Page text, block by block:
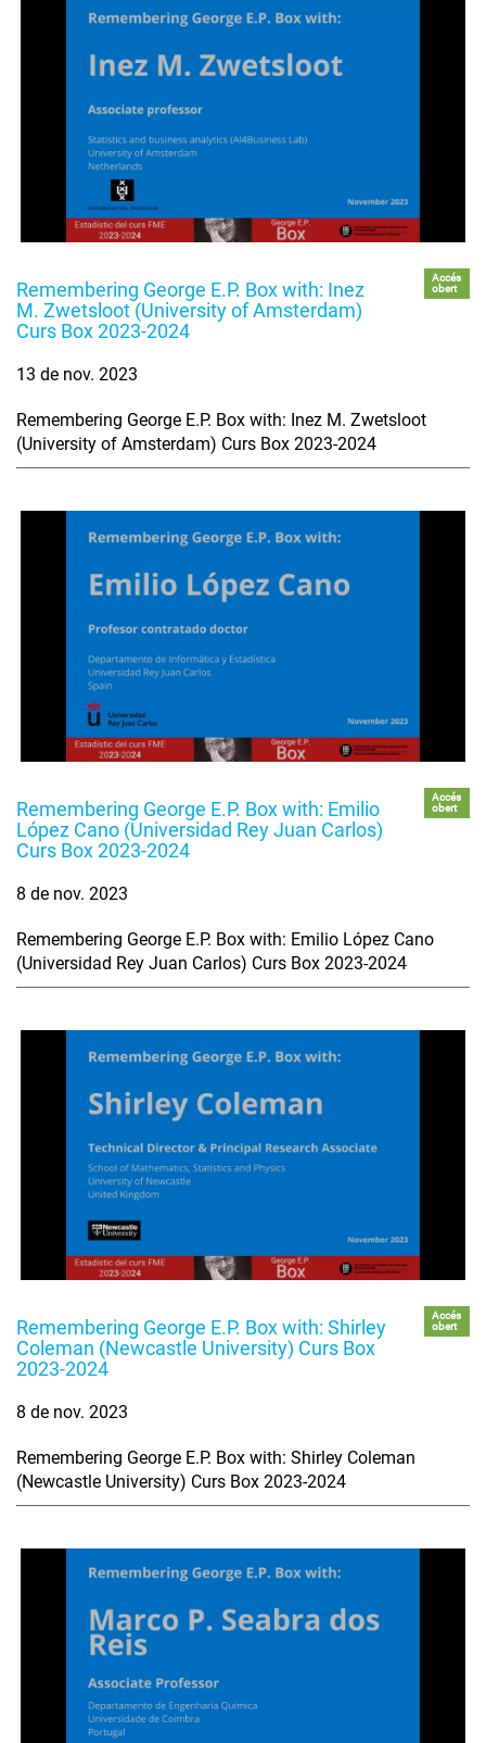
Remembering George E.P. Box with: Inez
M. Zwetsloot (University of Amsterdam)
Curs Box 2023-2024
Accés
obert
13 de nov. 2023
Remembering George E.P. Box with: Inez M. Zwetsloot
(University of Amsterdam) Curs Box 2023-2024
Remembering George E.P. Box with: Emilio
López Cano (Universidad Rey Juan Carlos)
Curs Box 2023-2024
Accés
obert
8 de nov. 2023
Remembering George E.P. Box with: Emilio López Cano
(Universidad Rey Juan Carlos) Curs Box 2023-2024
Remembering George E.P. Box with: Shirley
Coleman (Newcastle University) Curs Box
2023-2024
Accés
obert
8 de nov. 2023
Remembering George E.P. Box with: Shirley Coleman
(Newcastle University) Curs Box 2023-2024